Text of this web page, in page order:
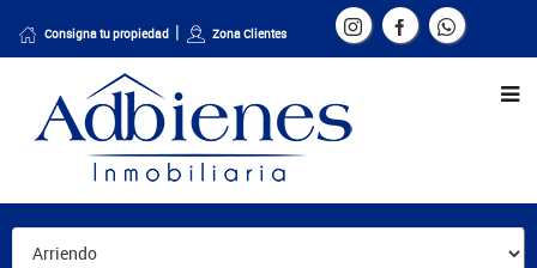
Consigna tu propiedad Zona Clientes